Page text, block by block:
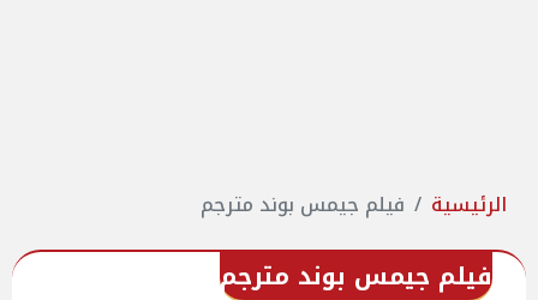
الرئيسية فيلم جيمس بوند مترجم
فيلم جيمس بوند مترجم